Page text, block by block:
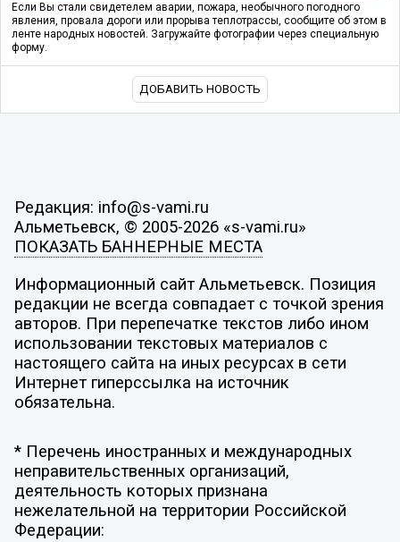
Если Вы стали свидетелем аварии, пожара, необычного погодного
явления, провала дороги или прорыва теплотрассы, сообщите об этом в
ленте народных новостей. Загружайте фотографии через специальную
форму.
ДОБАВИТЬ НОВОСТЬ
Редакция: info@s-vami.ru
Альметьевск, © 2005-2026 «s-vami.ru»
ПОКАЗАТЬ БАННЕРНЫЕ МЕСТА
Информационный сайт Альметьевск. Позиция
редакции не всегда совпадает с точкой зрения
авторов. При перепечатке текстов либо ином
использовании текстовых материалов с
настоящего сайта на иных ресурсах в сети
Интернет гиперссылка на источник
обязательна.
* Перечень иностранных и международных
неправительственных организаций,
деятельность которых признана
нежелательной на территории Российской
Федерации: